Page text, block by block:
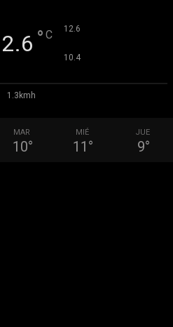
° C 12.6
10.4
1.3kmh
MAR
10°
MIÉ
11 °
JUE
9°